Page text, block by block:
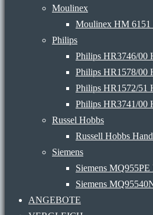
Moulinex
Moulinex HM 6151
Philips
Philips HR3746/00
Philips HR1578/00
Philips HR1572/51
Philips HR3741/00
Russel Hobbs
Russell Hobbs
Siemens
Siemens MQ955PE
Siemens
ANGEBOTE